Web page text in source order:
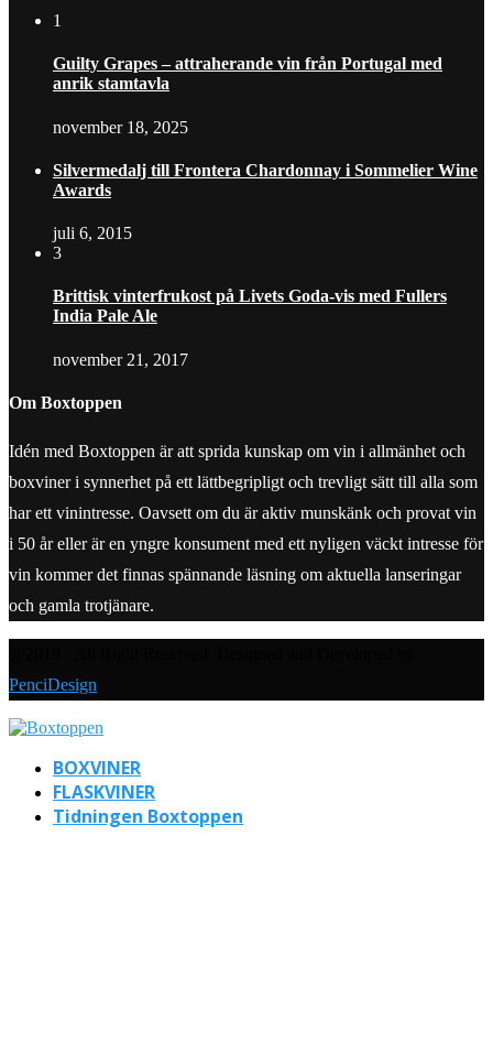
1
Guilty Grapes – attraherande vin från Portugal med
anrik stamtavla
november 18, 2025
Silvermedalj till Frontera Chardonnay i Sommelier Wine
Awards
juli 6, 2015
3
Brittisk vinterfrukost på Livets Goda-vis med Fullers
India Pale Ale
november 21, 2017
Om Boxtoppen
Idén med Boxtoppen är att sprida kunskap om vin i allmänhet och
boxviner i synnerhet på ett lättbegripligt och trevligt sätt till alla som
har ett vinintresse. Oavsett om du är aktiv munskänk och provat vin
i 50 år eller är en yngre konsument med ett nyligen väckt intresse för
vin kommer det finnas spännande läsning om aktuella lanseringar
och gamla trotjänare.
PenciDesign
BOXVINER
FLASKVINER
Tidningen Boxtoppen